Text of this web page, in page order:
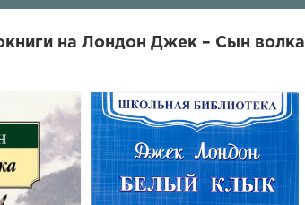
на Лондон Джек – Сын